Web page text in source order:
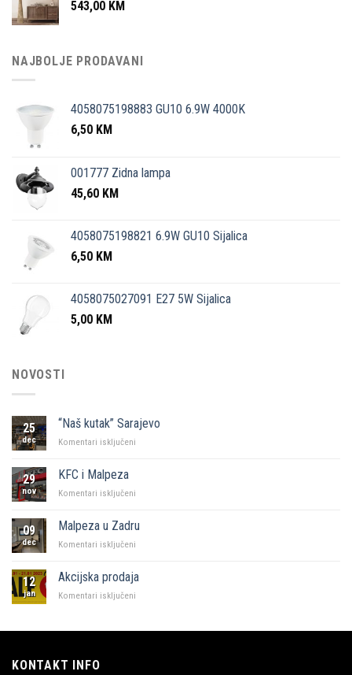
543,00 KM
NAJBOLJE PRODAVANI
4058075198883 GU10 6.9W 4000K
6,50 KM
001777 Zidna lampa
45,60 KM
4058075198821 6.9W GU10 Sijalica
6,50 KM
4058075027091 E27 5W Sijalica
5,00 KM
NOVOSTI
25
dec
“Naš kutak” Sarajevo
Komentari isključeni
29
nov
KFC i Malpeza
Komentari isključeni
Malpeza
09
dec
Malpeza u Zadru
Komentari isključeni
Zadru
12
jan
Akcijska prodaja
Komentari isključeni
KONTAKT INFO